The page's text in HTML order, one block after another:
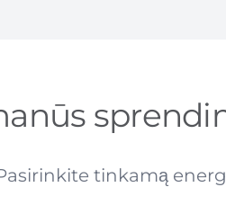
tinkamą